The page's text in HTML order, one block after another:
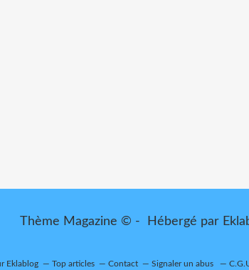
Thème Magazine © - Hébergé par
Eklablog Top articles Contact Signaler un abus